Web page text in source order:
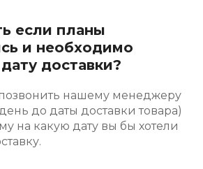
если планы
и необходимо
доставки?
нашему менеджеру
до даты доставки товара)
на какую дату вы бы хотели